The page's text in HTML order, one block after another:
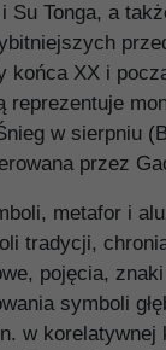
Su Tonga, a
końca XX i
reprezentuje
w sierpniu
przez
metafor i
tradycji,
pojęcia,
symboli
w korelatywnej